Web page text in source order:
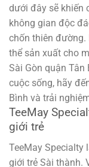
dưới đây sẽ khiến
không gian độc
chốn thiên đường.
thể sản xuất cho
Sài Gòn quận Tân
cuộc sống, hãy
Bình và trải
TeeMay
giới trẻ
TeeMay Specialty
giới trẻ Sài thành.